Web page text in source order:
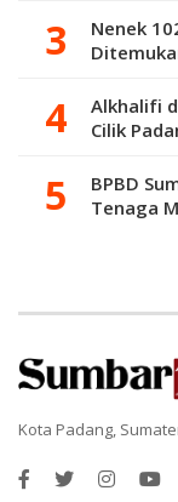
Nenek
Alkhalifi
Cilik
BPBD
Tenaga
Kota Padang,